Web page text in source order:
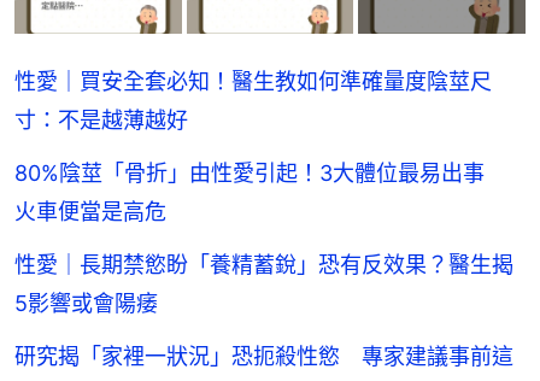
性愛｜買安全套必知！醫生教如何準確量度陰莖尺
寸：不是越薄越好
80%陰莖「骨折」由性愛引起！3大體位最易出事
火車便當是高危
性愛｜長期禁慾盼「養精蓄銳」恐有反效果？醫生揭
5影響或會陽痿
研究揭「家裡一狀況」恐扼殺性慾 專家建議事前這